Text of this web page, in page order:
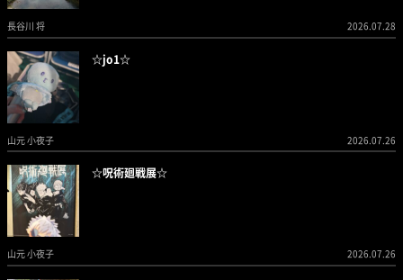
長谷川 将 2026.07.28
☆jo1☆
山元 小夜子 2026.07.26
☆呪術廻戦展☆
山元 小夜子 2026.07.26